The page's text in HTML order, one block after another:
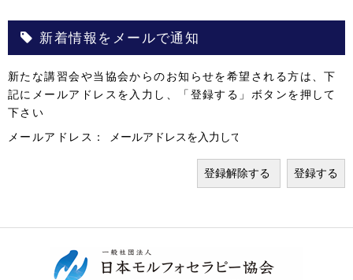
新着情報をメールで通知
新たな講習会や当協会からのお知らせを希望される方は、下
記にメールアドレスを入力し、「登録する」ボタンを押して
下さい
メールアドレス：